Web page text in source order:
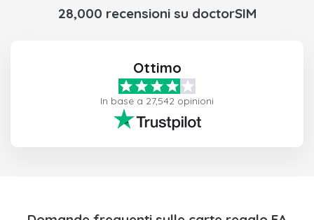
28,000 recensioni su doctorSIM
Ottimo
In base a 27,542 opinioni